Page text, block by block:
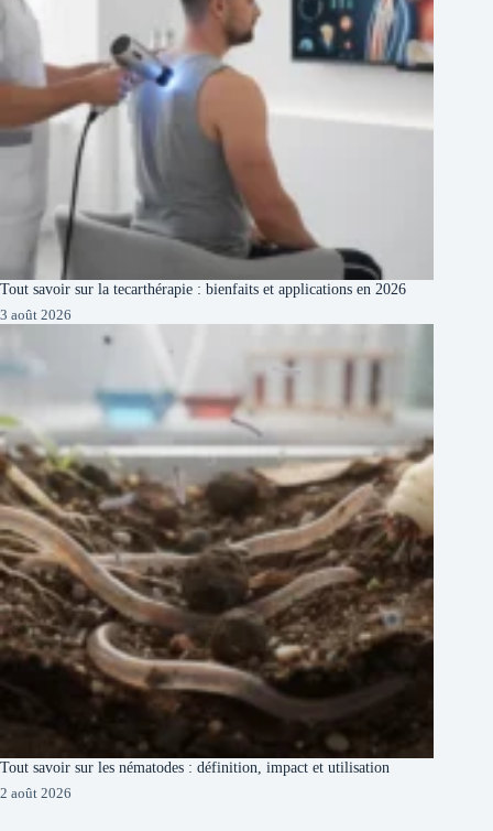
Tout savoir sur la tecarthérapie : bienfaits et applications en 2026
3 août 2026
Tout savoir sur les nématodes : définition, impact et utilisation
2 août 2026